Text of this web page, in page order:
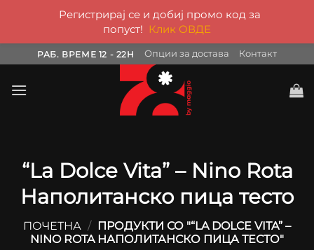
to
content
РАБ. ВРЕМЕ 12 - 22H Опции за достава Контакт
“La Dolce Vita” – Nino Rota
Наполитанско пица тесто
ПОЧЕТНА / ПРОДУКТИ СО "“LA DOLCE VITA” –
NINO ROTA НАПОЛИТАНСКО ПИЦА ТЕСТО"
Регистрирај се и добиј промо код за
попуст! Клик ОВДЕ